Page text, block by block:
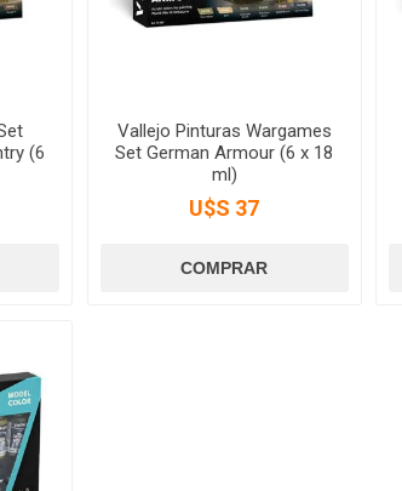
(6
Vallejo Pinturas Wargames
Set German Armour (6 x 18
ml)
U$S 37